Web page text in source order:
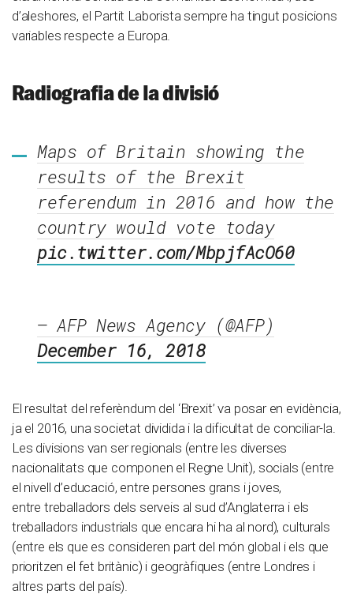
d’aleshores, el Partit Laborista sempre ha tingut posicions
variables respecte a Europa.
Radiografia de la divisió
Maps of Britain showing the
results of the Brexit
referendum in 2016 and how the
country would vote today
pic.twitter.com/MbpjfAcO60
— AFP News Agency (@AFP)
December 16, 2018
El resultat del referèndum del ‘Brexit’ va posar en evidència,
ja el 2016, una societat dividida i la dificultat de conciliar-la.
Les divisions van ser regionals (entre les diverses
nacionalitats que componen el Regne Unit), socials (entre
el nivell d’educació, entre persones grans i joves,
entre treballadors dels serveis al sud d’Anglaterra i els
treballadors industrials que encara hi ha al nord), culturals
(entre els que es consideren part del món global i els que
prioritzen el fet britànic) i geogràfiques (entre Londres i
altres parts del país).